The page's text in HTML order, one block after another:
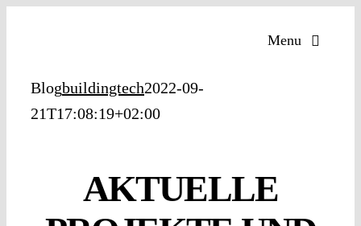
Menu
Blogbuildingtech2022-09-
21T17:08:19+02:00
AKTUELLE